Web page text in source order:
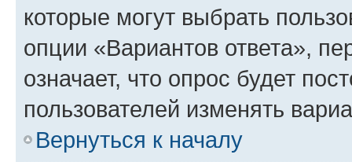
которые могут выбрать
опции «Вариантов ответа»,
означает, что опрос будет
пользователей изменять
Вернуться к началу